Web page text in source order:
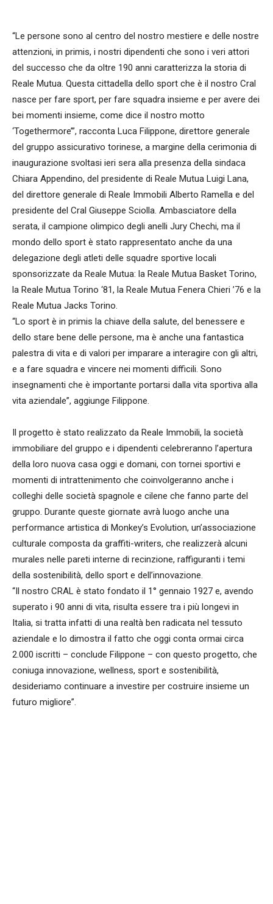
“Le persone sono al centro del nostro mestiere e delle nostre
attenzioni, in primis, i nostri dipendenti che sono i veri attori
del successo che da oltre 190 anni caratterizza la storia di
Reale Mutua. Questa cittadella dello sport che è il nostro Cral
nasce per fare sport, per fare squadra insieme e per avere dei
bei momenti insieme, come dice il nostro motto
‘Togethermore’”, racconta Luca Filippone, direttore generale
del gruppo assicurativo torinese, a margine della cerimonia di
inaugurazione svoltasi ieri sera alla presenza della sindaca
Chiara Appendino, del presidente di Reale Mutua Luigi Lana,
del direttore generale di Reale Immobili Alberto Ramella e del
presidente del Cral Giuseppe Sciolla. Ambasciatore della
serata, il campione olimpico degli anelli Jury Chechi, ma il
mondo dello sport è stato rappresentato anche da una
delegazione degli atleti delle squadre sportive locali
sponsorizzate da Reale Mutua: la Reale Mutua Basket Torino,
la Reale Mutua Torino ‘81, la Reale Mutua Fenera Chieri ’76 e la
Reale Mutua Jacks Torino.
“Lo sport è in primis la chiave della salute, del benessere e
dello stare bene delle persone, ma è anche una fantastica
palestra di vita e di valori per imparare a interagire con gli altri,
e a fare squadra e vincere nei momenti difficili. Sono
insegnamenti che è importante portarsi dalla vita sportiva alla
vita aziendale”, aggiunge Filippone.
Il progetto è stato realizzato da Reale Immobili, la società
immobiliare del gruppo e i dipendenti celebreranno l’apertura
della loro nuova casa oggi e domani, con tornei sportivi e
momenti di intrattenimento che coinvolgeranno anche i
colleghi delle società spagnole e cilene che fanno parte del
gruppo. Durante queste giornate avrà luogo anche una
performance artistica di Monkey’s Evolution, un’associazione
culturale composta da graffiti-writers, che realizzerà alcuni
murales nelle pareti interne di recinzione, raffiguranti i temi
della sostenibilità, dello sport e dell’innovazione.
“Il nostro CRAL è stato fondato il 1° gennaio 1927 e, avendo
superato i 90 anni di vita, risulta essere tra i più longevi in
Italia, si tratta infatti di una realtà ben radicata nel tessuto
aziendale e lo dimostra il fatto che oggi conta ormai circa
2.000 iscritti – conclude Filippone – con questo progetto, che
coniuga innovazione, wellness, sport e sostenibilità,
desideriamo continuare a investire per costruire insieme un
futuro migliore”.